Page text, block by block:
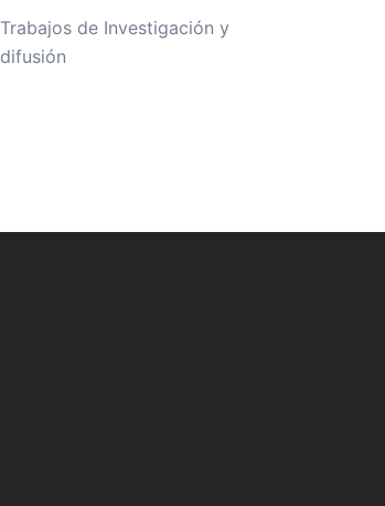
Trabajos de Investigación y
difusión